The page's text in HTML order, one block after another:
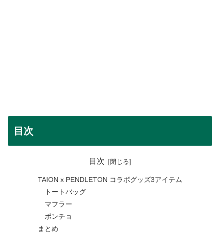
目次
目次
TAION x PENDLETON コラボグッズ3アイテム
トートバッグ
マフラー
ポンチョ
まとめ